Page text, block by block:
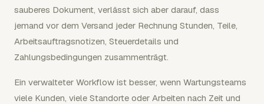
sauberes Dokument, verlässt sich aber darauf, dass
jemand vor dem Versand jeder Rechnung Stunden, Teile,
Arbeitsauftragsnotizen, Steuerdetails und
Zahlungsbedingungen zusammenträgt.
Ein verwalteter Workflow ist besser, wenn Wartungsteams
viele Kunden, viele Standorte oder Arbeiten nach Zeit und